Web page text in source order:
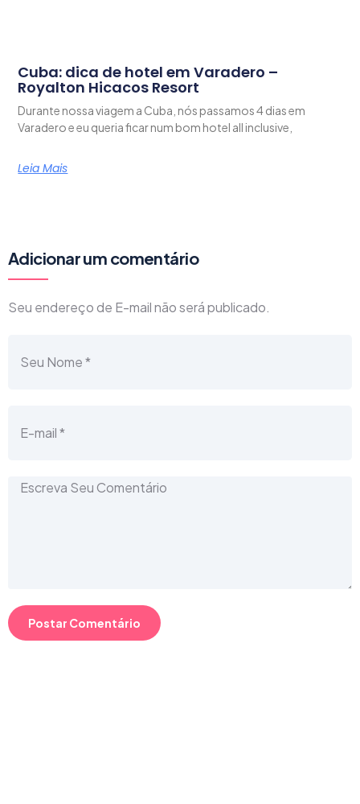
Cuba: dica de hotel em Varadero –
Royalton Hicacos Resort
Durante nossa viagem a Cuba, nós passamos 4 dias em
Varadero e eu queria ficar num bom hotel all inclusive,
Leia Mais
Adicionar um comentário
Seu endereço de E-mail não será publicado.